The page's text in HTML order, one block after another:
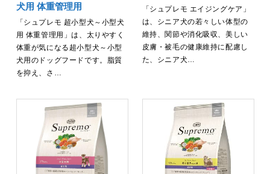
犬用 体重管理用
「シュプレモ 超小型犬～小型犬
用 体重管理用」は、太りやすく
体重が気になる超小型犬～小型
犬用のドッグフードです。脂質
を抑え、さ…
「シュプレモ エイジングケア」
は、シニア犬の若々しい体型の
維持、関節や消化吸収、美しい
皮膚・被毛の健康維持に配慮し
た、シニア犬…